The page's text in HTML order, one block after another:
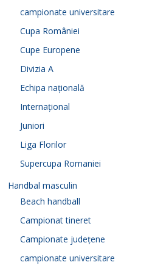
campionate universitare
Cupa României
Cupe Europene
Divizia A
Echipa națională
Internațional
Juniori
Liga Florilor
Supercupa Romaniei
Handbal masculin
Beach handball
Campionat tineret
Campionate județene
campionate universitare